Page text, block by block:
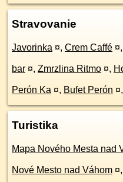
Stravovanie
Javorinka ¤, Crem Caffé ¤,
bar ¤, Zmrzlina Ritmo ¤,
Perón Ka ¤, Bufet Perón ¤,
Turistika
Mapa Nového Mesta nad
Nové Mesto nad Váhom ¤,